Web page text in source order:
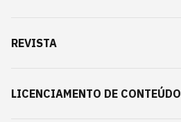
REVISTA
LICENCIAMENTO DE CONTEÚDO